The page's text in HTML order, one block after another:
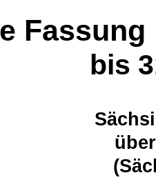
Fassung
bis